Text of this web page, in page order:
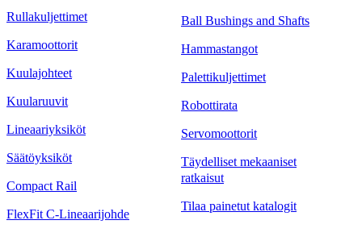
Rullakuljettimet
Karamoottorit
Kuulajohteet
Kuularuuvit
Lineaariyksiköt
Säätöyksiköt
Compact Rail
FlexFit C-Lineaarijohde
Ball Bushings and Shafts
Hammastangot
Palettikuljettimet
Robottirata
Servomoottorit
Täydelliset mekaaniset
ratkaisut
Tilaa painetut katalogit